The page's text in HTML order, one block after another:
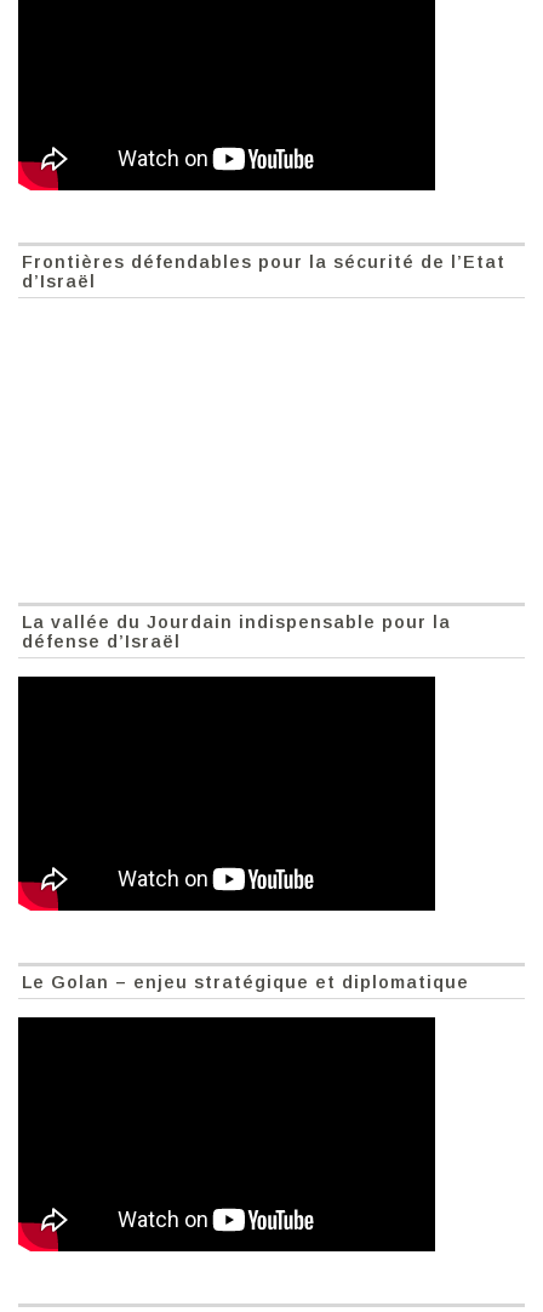
Frontières défendables pour la sécurité de l’Etat
d’Israël
La vallée du Jourdain indispensable pour la
défense d’Israël
Le Golan – enjeu stratégique et diplomatique